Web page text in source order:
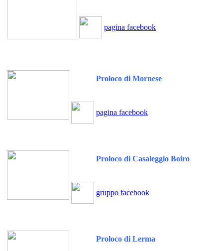
pagina facebook
Proloco di Mornese
pagina facebook
Proloco di Casaleggio Boiro
gruppo facebook
Proloco di Lerma